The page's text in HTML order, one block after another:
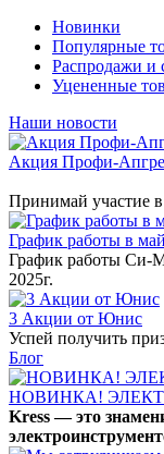
Новинки
Популярные
Распродажи и
Уцененные
Наши новости
Акция Профи-
Принимай участие
График работы в
График работы Си-
2025г.
3 Акции от Юнис
Успей получить
Блог
НОВИНКА!
Kress — это